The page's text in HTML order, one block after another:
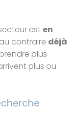
est en
contraire déjà
plus
plus ou